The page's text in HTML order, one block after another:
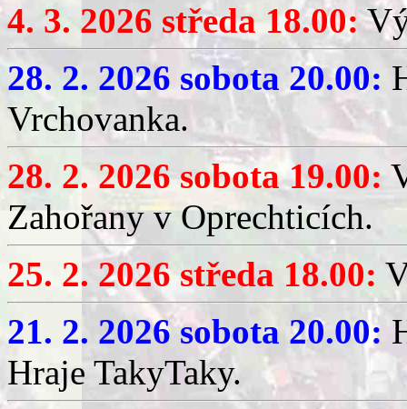
4. 3. 2026 středa 18.00:
28. 2. 2026 sobota 20.00:
Vrchovanka.
28. 2. 2026 sobota 19.00:
Zahořany v Oprechticích.
25. 2. 2026 středa 18.00:
21. 2. 2026 sobota 20.00:
Hraje TakyTaky.